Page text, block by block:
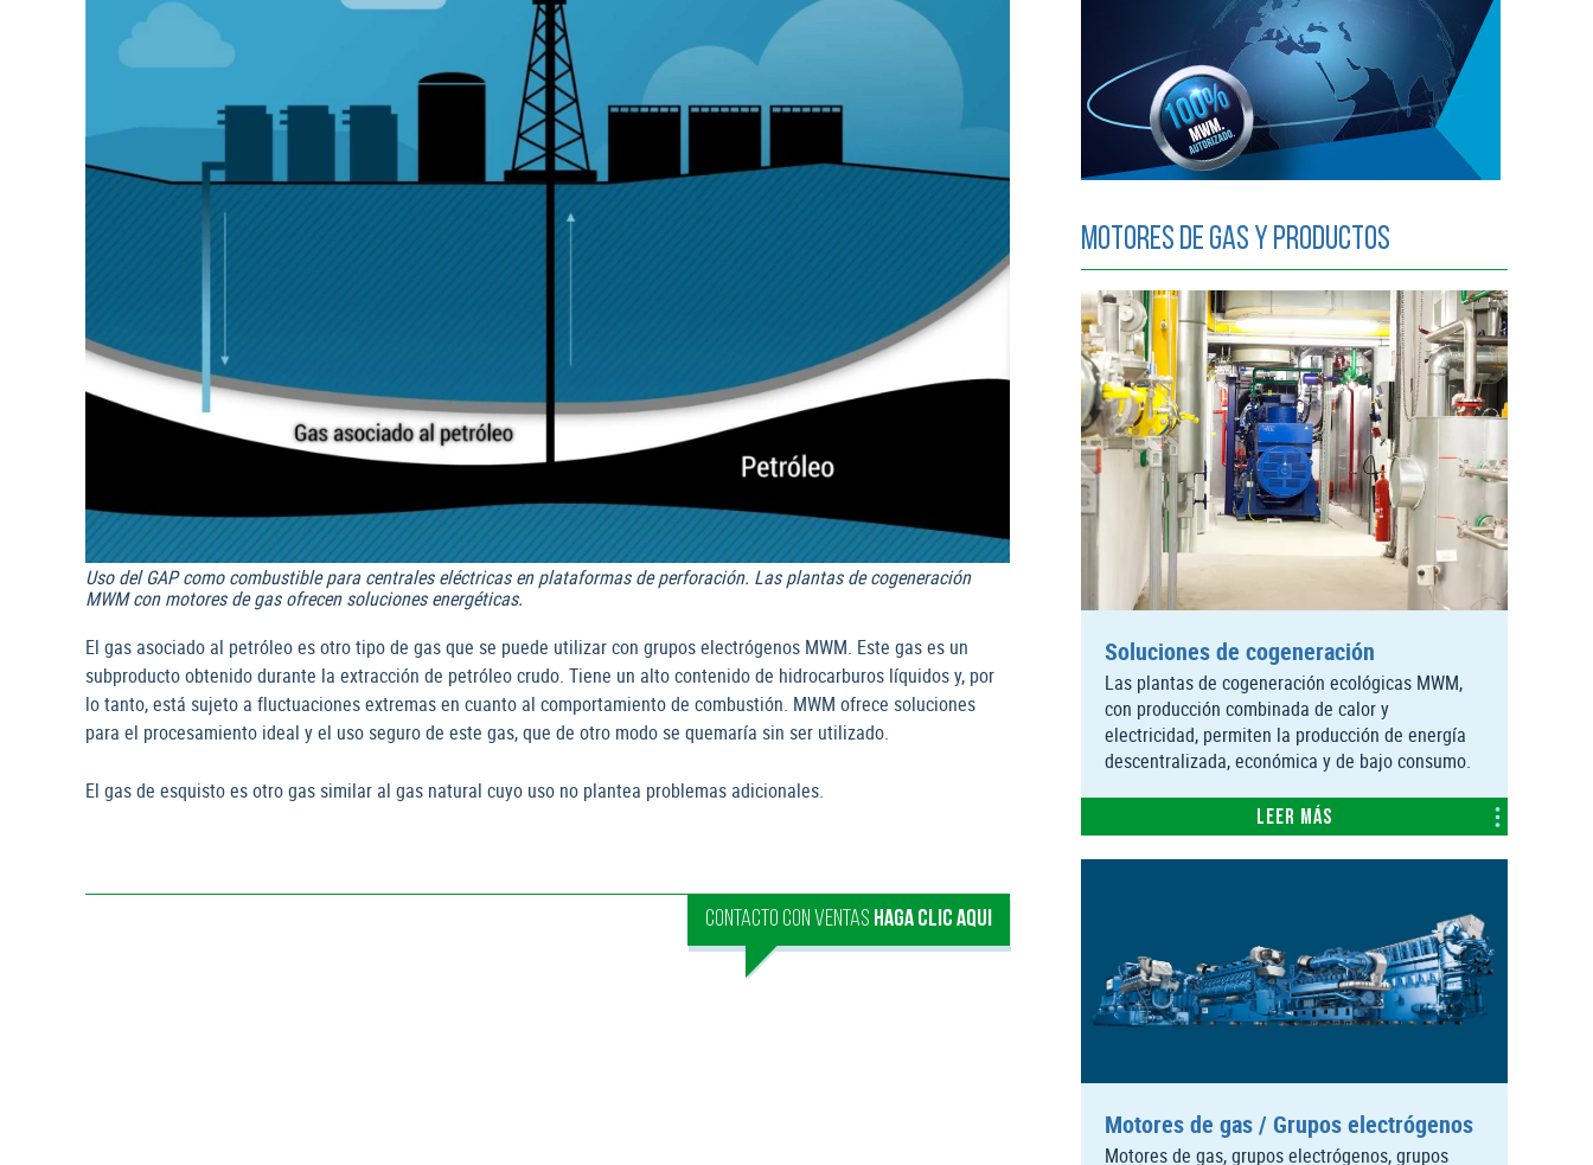
Uso del GAP como combustible para centrales eléctricas en plataformas de perforación. Las plantas de cogeneración
MWM con motores de gas ofrecen soluciones energéticas.
El gas asociado al petróleo es otro tipo de gas que se puede utilizar con grupos electrógenos MWM. Este gas es un
subproducto obtenido durante la extracción de petróleo crudo. Tiene un alto contenido de hidrocarburos líquidos y, por
lo tanto, está sujeto a fluctuaciones extremas en cuanto al comportamiento de combustión. MWM ofrece soluciones
para el procesamiento ideal y el uso seguro de este gas, que de otro modo se quemaría sin ser utilizado.
El gas de esquisto es otro gas similar al gas natural cuyo uso no plantea problemas adicionales.
CONTACTO CON VENTAS HAGA CLIC AQUI
Motores de gas y productos
Soluciones de cogeneración
Las plantas de cogeneración ecológicas MWM,
con producción combinada de calor y
electricidad, permiten la producción de energía
descentralizada, económica y de bajo consumo.
Leer más
Motores de gas / Grupos electrógenos
Motores de gas, grupos electrógenos, grupos